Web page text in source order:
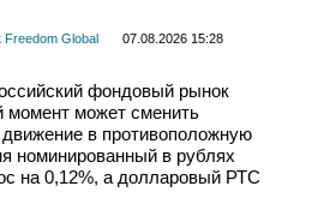
Freedom Global
07.08.2026 15:28
фондовый рынок
момент может сменить
движение в противоположную
номинированный в рублях
на 0,12%, а долларовый РТС